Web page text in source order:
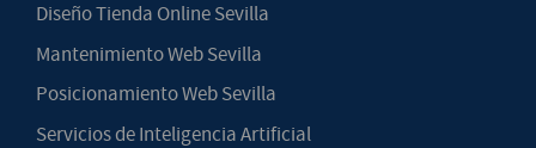
Diseño Tienda Online Sevilla
Mantenimiento Web Sevilla
Posicionamiento Web Sevilla
Servicios de Inteligencia Artificial